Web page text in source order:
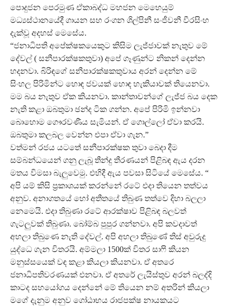
පොදුජන පෙරමුණ ඒකාබද්ධ මහජන මෙහෙයුම්
මධ්‍යස්ථානයේදී ගායන සහ රංගන ශිල්පිනී සංජීවනී වීරසිංහ
දැක්වූ අදහස් මෙසේය.
“ජනාධිපති අපේක්ෂකයෙකුට කිසිම ලැජ්ජාවක් නැතුව මේ
දේවල් ( සනීපාරක්ෂකතුවා) අපේ ගෑණුන්ට නිකන් දෙන්න
හදනවා. බිරිඳගේ සනීපාරක්ෂකතුවාය අරන් දෙන්න මේ
සිංහල පිරිමින්ට හොඳ ජවයක් හොඳ හැකියාවක් තියෙනවා.
මම බය නැතුව ඒක කියනවා. කාන්තාවන්ගේ ලැජ්ජ බය දෙක
නැති කළා ඔබතුමා ඡන්ද ටික ගන්න. අපේ පිරිමි ඉන්නවා
බොහොම ගෞරවණීය සැමියන්. ඒ ගොල්ලෝ ඒවා කරයි.
ඔබතුමා කලබල වෙන්න එපා ඒවා ගැන.”
වත්මන් රජය යටතේ සනීපාරක්ෂක තුවා බෙදා දීම
සම්බන්ධයෙන් ගනු ලැබූ තීන්දු තීරණයන් පිළිබඳ ඇය දරන
මතය විමසා බැලුවෙමු. එහිදී ඇය පවසා සිටියේ මෙසේය. “
අපි යම් කිසි ප්‍රකාශයක් කරන්නේ රටේ එදා තියෙන තත්වය
අනුව. අනාගතයේ හෝ අතීතයේ තිබුණ තත්වෙ දිහා බලලා
නෙමෙයි. එදා තිබුණා රටේ ආරක්ෂාව පිළිබඳ බලවත්
ගැටලුවක් තිබුණා. බෝම්බ පුපුර ගන්නවා. අපි කවදාවත්
අහලා තිබුණෙ නැති දේවල්. අපි අහලා තිබුණේ තිස් අවුරුදු
යුද්ධෙ ගැන විතරයි. අම්මලා 1500ක් විතර සාෆි කියන
මනුස්සයෙක් වඳ කළා කියලා කියනවා. ඒ අතරෙ
ජනාධිපතිවරණයක් එනවා. ඒ අතරේ ලැයිස්තුව අරන් බලද්දි
කාටද සහයෝගය දෙන්නේ මේ තියෙන නම් අතරින් කියලා
මගේ දැනුම අනුව ගෝඨාභය රාජපක්ෂ නායකයට